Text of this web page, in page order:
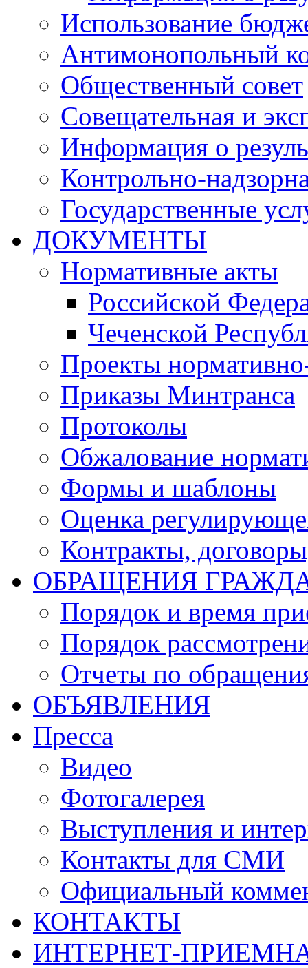
Использование
Антимонопольный
Общественный совет
Совещательная и
Информация о
Контрольно-
Государственные
ДОКУМЕНТЫ
Нормативные акты
Российской
Чеченской
Проекты
Приказы Минтранса
Протоколы
Обжалование
Формы и шаблоны
Оценка
Контракты,
ОБРАЩЕНИЯ
Порядок и время
Порядок
Отчеты по
ОБЪЯВЛЕНИЯ
Пресса
Видео
Фотогалерея
Выступления и
Контакты для СМИ
Официальный
КОНТАКТЫ
ИНТЕРНЕТ-